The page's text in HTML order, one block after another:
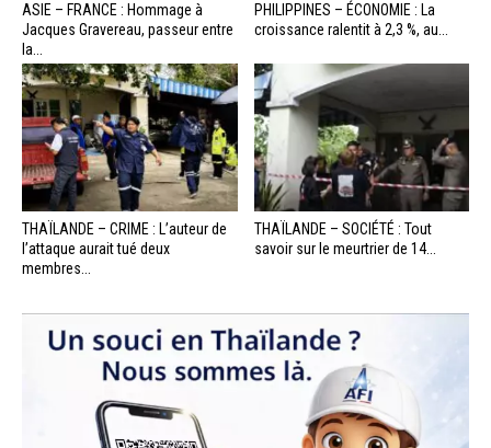
ASIE – FRANCE : Hommage à
Jacques Gravereau, passeur entre
la...
PHILIPPINES – ÉCONOMIE : La
croissance ralentit à 2,3 %, au...
THAÏLANDE – CRIME : L’auteur de
l’attaque aurait tué deux
membres...
THAÏLANDE – SOCIÉTÉ : Tout
savoir sur le meurtrier de 14...